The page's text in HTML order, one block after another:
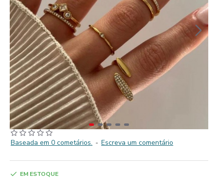
Baseada em 0 cometários. - Escreva um comentário
EM ESTOQUE